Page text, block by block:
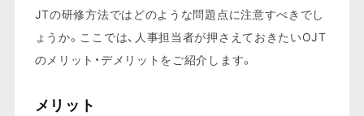
JTの研修方法ではどのような問題点に注意すべきでし
ょうか。ここでは、人事担当者が押さえておきたいOJT
のメリット・デメリットをご紹介します。
メリット